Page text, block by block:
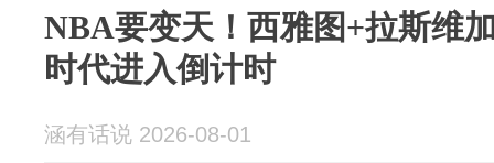
NBA要变天！西雅图+拉斯维
时代进入倒计时
涵有话说 2026-08-01